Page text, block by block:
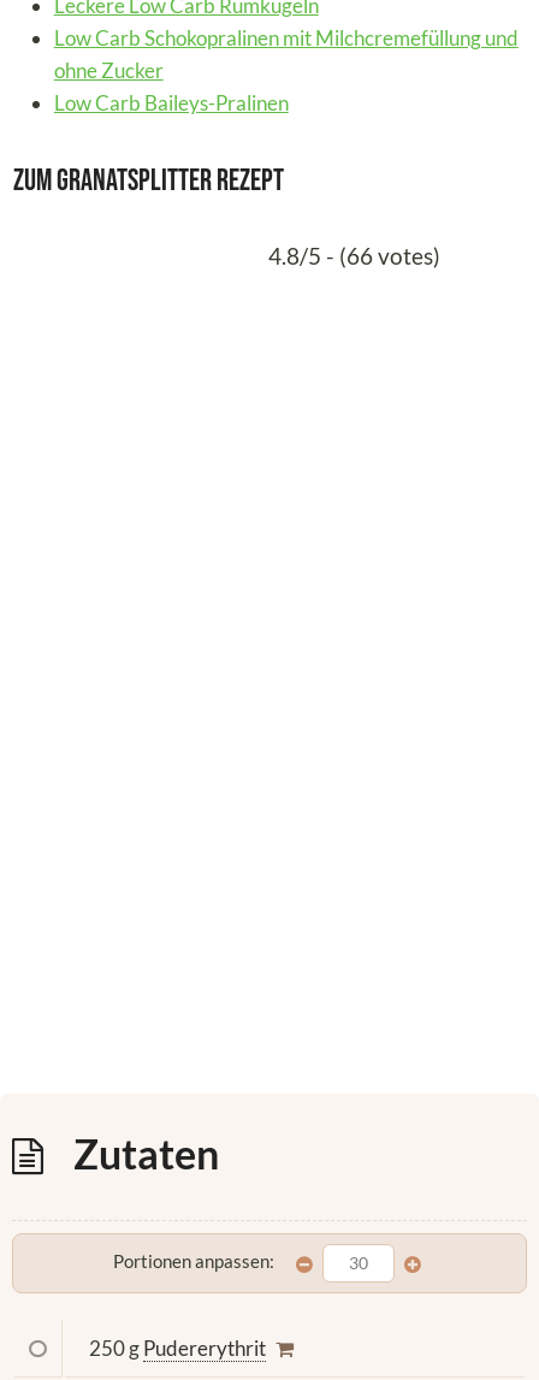
Low Carb Schokopralinen mit Milchcremefüllung und
ohne Zucker
Low Carb Baileys-Pralinen
Zum Granatsplitter Rezept
4.8/5 - (66 votes)
Zutaten
Portionen anpassen:
250 gPudererythrit